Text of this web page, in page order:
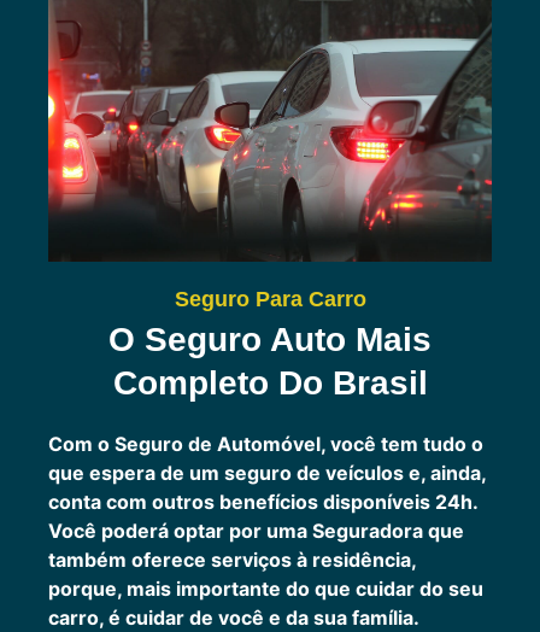
Seguro Para Carro
O Seguro Auto Mais
Completo Do Brasil
Com o Seguro de Automóvel, você tem tudo o
que espera de um seguro de veículos e, ainda,
conta com outros benefícios disponíveis 24h.
Você poderá optar por uma Seguradora que
também oferece serviços à residência,
porque, mais importante do que cuidar do seu
carro, é cuidar de você e da sua família.